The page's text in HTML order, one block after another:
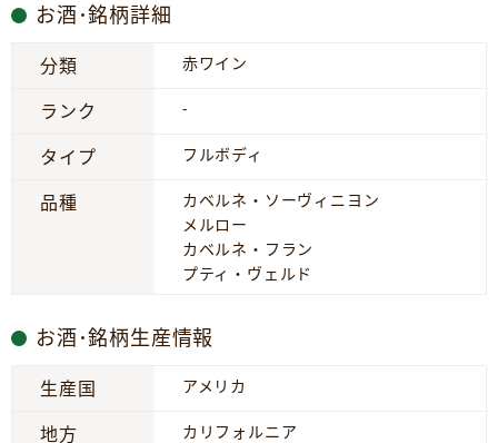
お酒･銘柄詳細
分類 赤ワイン
ランク -
タイプ フルボディ
品種
カベルネ・ソーヴィニヨン
メルロー
カベルネ・フラン
プティ・ヴェルド
お酒･銘柄生産情報
生産国 アメリカ
地方 カリフォルニア